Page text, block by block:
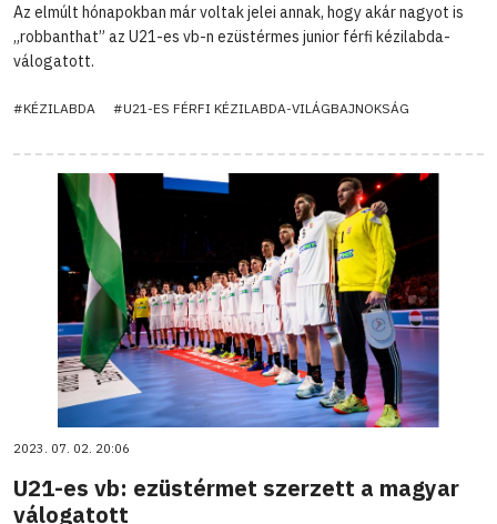
Az elmúlt hónapokban már voltak jelei annak, hogy akár nagyot is
„robbanthat” az U21-es vb-n ezüstérmes junior férfi kézilabda-
válogatott.
#KÉZILABDA #U21-ES FÉRFI KÉZILABDA-VILÁGBAJNOKSÁG
2023. 07. 02. 20:06
U21-es vb: ezüstérmet szerzett a magyar
válogatott